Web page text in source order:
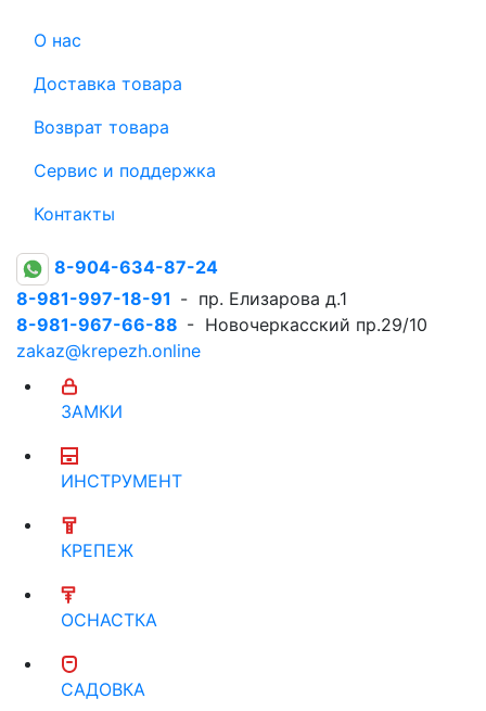
О нас
Доставка товара
Возврат товара
Сервис и поддержка
Контакты
8-904-634-87-24
8-981-997-18-91 - пр. Елизарова д.1
8-981-967-66-88 - Новочеркасский пр.29/10
zakaz@krepezh.online
ЗАМКИ
ИНСТРУМЕНТ
КРЕПЕЖ
ОСНАСТКА
САДОВКА